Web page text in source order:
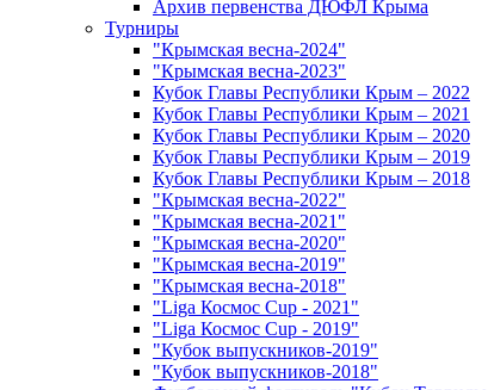
Архив первенства ДЮФЛ Крыма
Турниры
"Крымская весна-2024"
"Крымская весна-2023"
Кубок Главы Республики Крым – 2022
Кубок Главы Республики Крым – 2021
Кубок Главы Республики Крым – 2020
Кубок Главы Республики Крым – 2019
Кубок Главы Республики Крым – 2018
"Крымская весна-2022"
"Крымская весна-2021"
"Крымская весна-2020"
"Крымская весна-2019"
"Крымская весна-2018"
"Liga Космос Cup - 2021"
"Liga Космос Cup - 2019"
"Кубок выпускников-2019"
"Кубок выпускников-2018"